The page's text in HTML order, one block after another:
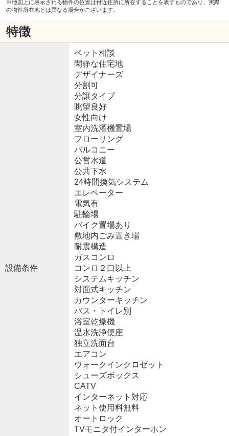
※地図上に表示される物件の位置は付近住所に所在することを表すものであり、実際
の物件所在地とは異なる場合がございます。
特徴
設備条件
ペット相談
閑静な住宅地
デザイナーズ
分割可
分譲タイプ
眺望良好
女性向け
室内洗濯機置場
フローリング
バルコニー
公営水道
公共下水
24時間換気システム
エレベーター
電気有
駐輪場
バイク置場あり
敷地内ごみ置き場
耐震構造
ガスコンロ
コンロ２口以上
システムキッチン
対面式キッチン
カウンターキッチン
バス・トイレ別
浴室乾燥機
温水洗浄便座
独立洗面台
エアコン
ウォークインクロゼット
シューズボックス
CATV
インターネット対応
ネット使用料無料
オートロック
TVモニタ付インターホン